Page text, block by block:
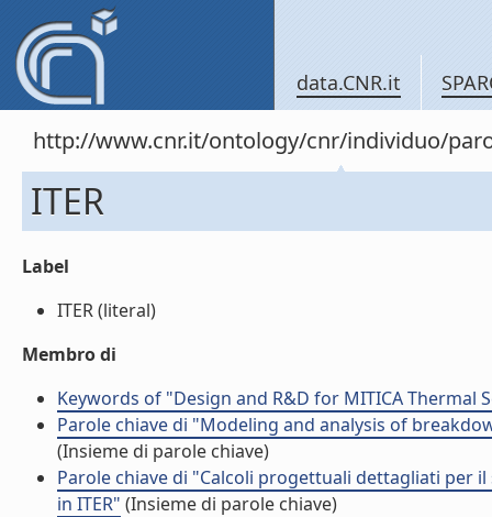
data.CNR.it
http://www.cnr.it/ontology/cnr/individuo/
ITER
Label
ITER (literal)
Membro di
Keywords of "Design and R&D for MITICA Thermal
Parole chiave di "Modeling and analysis of
(Insieme di parole chiave)
Parole chiave di "Calcoli progettuali dettagliati per
in ITER" (Insieme di parole chiave)